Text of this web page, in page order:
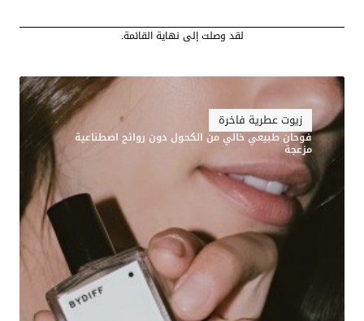
لقد وصلت إلى نهاية القائمة.
زيوت عطرية فاخرة
فوحان طبيعي خالي من الكحول دون روائح اصطناعية
مزعجة